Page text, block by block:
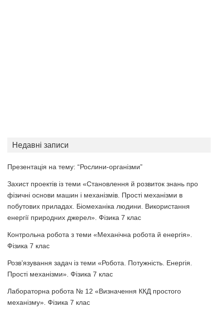
Недавні записи
Презентація на тему: “Рослини-організми”
Захист проектів із теми «Становлення й розвиток знань про
фізичні основи машин і механізмів. Прості механізми в
побутових приладах. Біомеханіка людини. Використання
енергії природних джерел». Фізика 7 клас
Контрольна робота з теми «Механічна робота й енергія».
Фізика 7 клас
Розв’язування задач із теми «Робота. Потужність. Енергія.
Прості механізми». Фізика 7 клас
Лабораторна робота № 12 «Визначення ККД простого
механізму». Фізика 7 клас